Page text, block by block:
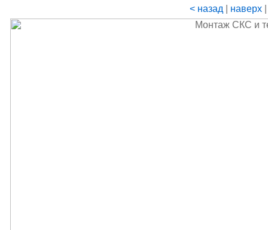
< назад наверх